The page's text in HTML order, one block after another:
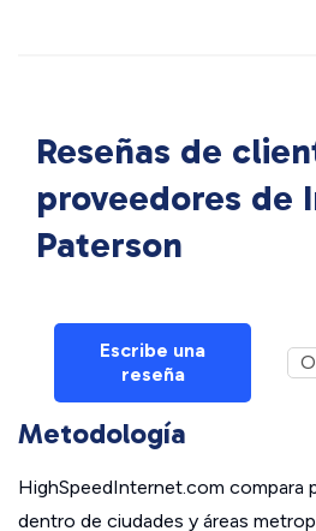
Reseñas de
proveedores de
Paterson
Escribe una
reseña
Metodología
HighSpeedInternet.com compara
dentro de ciudades y áreas